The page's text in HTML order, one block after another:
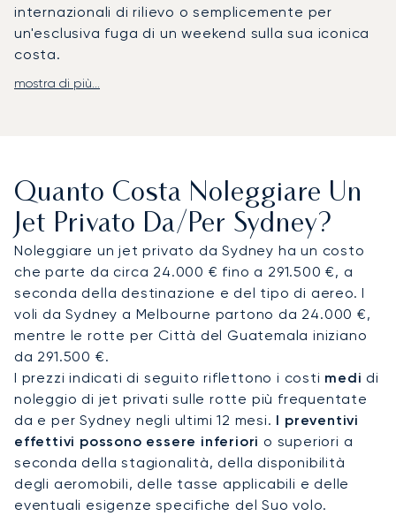
internazionali di rilievo o semplicemente per
un'esclusiva fuga di un weekend sulla sua iconica
costa.
Organizziamo il tuo volo interamente in base ai
del tuo viaggio, assicurandoci che tu arrivi
riposato e pronto per il tuo impegno, ovunque
esso sia, come ad esempio presso l'International
Convention Centre di Sydney.
La nostra vasta esperienza operativa include
l'organizzazione di complessi tour internazionali
multi-tratta in oltre sei continenti. Questo ti dà la
massima sicurezza per il tuo viaggio in Australia,
con la certezza che ogni aspetto del tuo volo a
lungo raggio è gestito con comprovata
esperienza e assoluta discrezione.
mostra di più...
Quanto Costa Noleggiare Un
Jet Privato Da/per Sydney?
Noleggiare un jet privato da Sydney ha un costo
che parte da circa 24.000 € fino a 291.500 €, a
seconda della destinazione e del tipo di aereo. I
voli da Sydney a Melbourne partono da 24.000 €,
mentre le rotte per Città del Guatemala iniziano
da 291.500 €.
I prezzi indicati di seguito riflettono i costi medi di
noleggio di jet privati sulle rotte più frequentate
da e per Sydney negli ultimi 12 mesi. I preventivi
effettivi possono essere inferiori o superiori a
seconda della stagionalità, della disponibilità
degli aeromobili, delle tasse applicabili e delle
eventuali esigenze specifiche del Suo volo.